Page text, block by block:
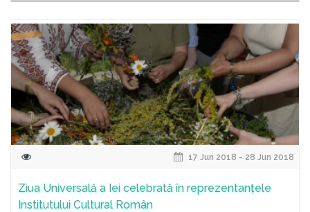
17 Jun 2018 - 28 Jun 2018
Ziua Universală a Iei celebrată în reprezentanțele
Institutului Cultural Român